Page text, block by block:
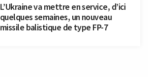
L’Ukraine va mettre en service, d’ici
quelques semaines, un nouveau
missile balistique de type FP-7